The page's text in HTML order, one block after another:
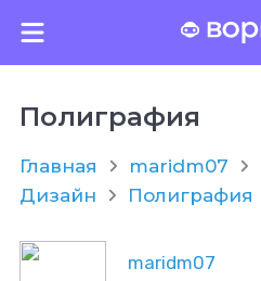
Полиграфия
Главная maridm07
Дизайн
Полиграфия
maridm07